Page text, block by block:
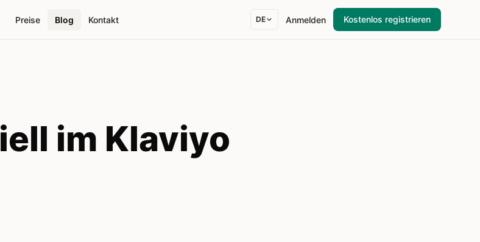
Preise Blog Kontakt DE Anmelden Kostenlos registrieren
im Klaviyo